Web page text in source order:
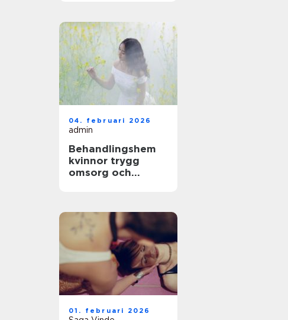
04. februari 2026
admin
Behandlingshem
kvinnor trygg
omsorg och
01. februari 2026